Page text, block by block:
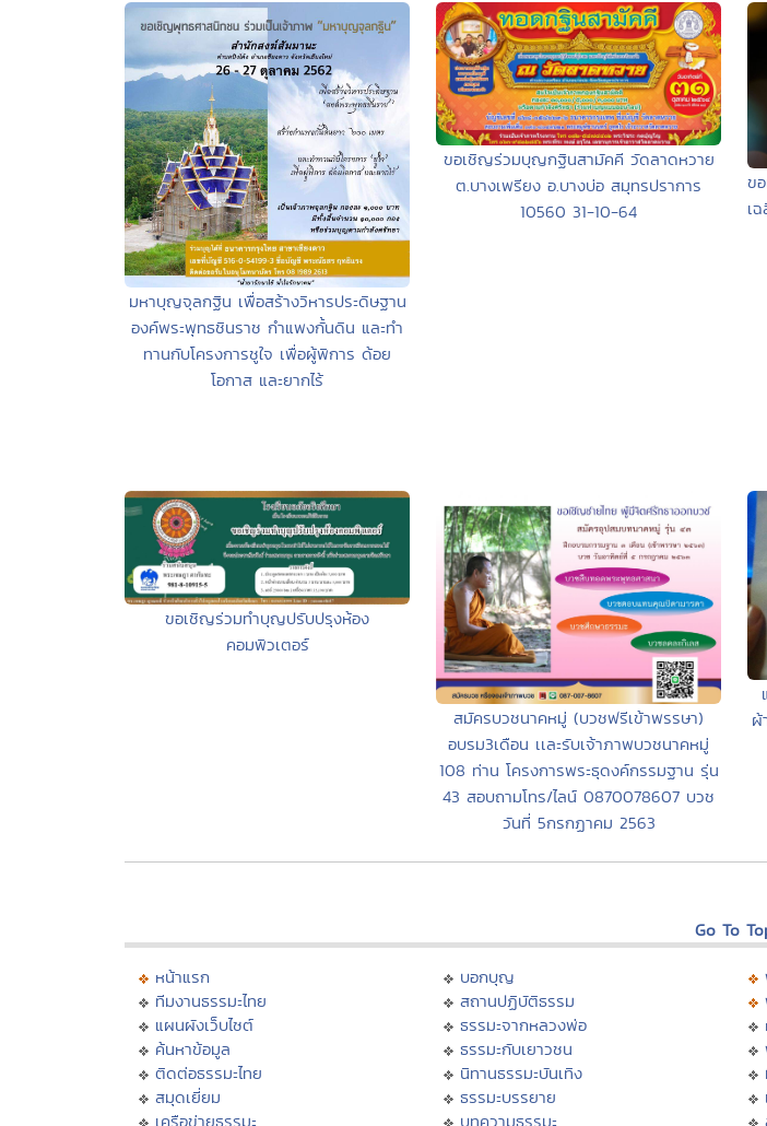
มหาบุญจุลกฐิน เพื่อสร้างวิหารประดิษฐาน
องค์พระพุทธชินราช กำแพงกั้นดิน และทำ
ทานกับโครงการชูใจ เพื่อผู้พิการ ด้อย
โอกาส และยากไร้
ขอเชิญร่วมบุญกฐินสามัคคี วัดลาดหวาย
ต.บางเพรียง อ.บางบ่อ สมุทรปราการ
10560 31-10-64
ข
เ
ขอเชิญร่วมทำบุญปรับปรุงห้อง
คอมพิวเตอร์
สมัครบวชนาคหมู่ (บวชฟรีเข้าพรรษา)
อบรม3เดือน เเละรับเจ้าภาพบวชนาคหมู่
108 ท่าน โครงการพระธุดงค์กรรมฐาน รุ่น
43 สอบถามโทร/ไลน์ 0870078607 บวช
วันที่ 5กรกฏาคม 2563
ผ้
Go To
หน้าแรก
ทีมงานธรรมะไทย
แผนผังเว็บไซต์
ค้นหาข้อมูล
ติดต่อธรรมะไทย
สมุดเยี่ยม
เครือข่ายธรรมะ
บอกบุญ
สถานปฏิบัติธรรม
ธรรมะจากหลวงพ่อ
ธรรมะกับเยาวชน
นิทานธรรมะบันเทิง
ธรรมะบรรยาย
บทความธรรมะ